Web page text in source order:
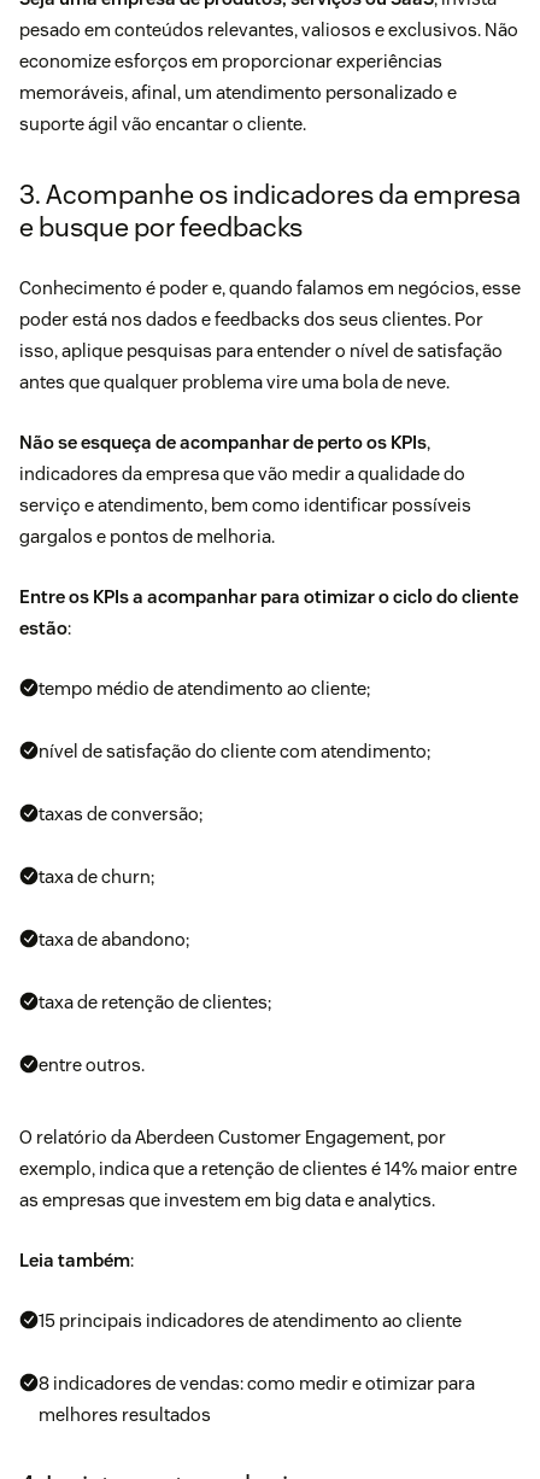
pesado em conteúdos relevantes, valiosos e exclusivos. Não
economize esforços em proporcionar experiências
memoráveis, afinal, um atendimento personalizado e
suporte ágil vão encantar o cliente.
3. Acompanhe os indicadores da empresa
e busque por feedbacks
Conhecimento é poder e, quando falamos em negócios, esse
poder está nos dados e feedbacks dos seus clientes. Por
isso, aplique pesquisas para entender o nível de satisfação
antes que qualquer problema vire uma bola de neve.
Não se esqueça de acompanhar de perto os KPIs,
indicadores da empresa que vão medir a qualidade do
serviço e atendimento, bem como identificar possíveis
gargalos e pontos de melhoria.
Entre os KPIs a acompanhar para otimizar o ciclo do cliente
estão:
tempo médio de atendimento ao cliente;
nível de satisfação do cliente com atendimento;
taxas de conversão;
taxa de churn;
taxa de abandono;
taxa de retenção de clientes;
entre outros.
O relatório da Aberdeen Customer Engagement, por
exemplo, indica que a retenção de clientes é 14% maior entre
as empresas que investem em big data e analytics.
Leia também:
15 principais indicadores de atendimento ao cliente
8 indicadores de vendas: como medir e otimizar para
melhores resultados